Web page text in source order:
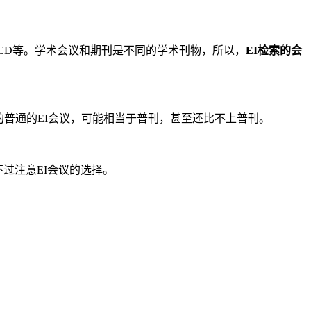
等。学术会议和期刊是不同的学术刊物，所以， EI检索的会
通的EI会议，可能相当于普刊，甚至还比不上普刊。
注意EI会议的选择。